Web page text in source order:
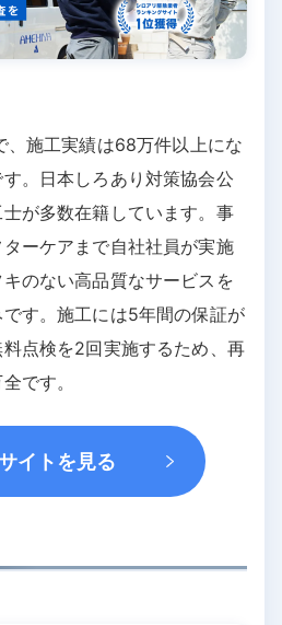
施工実績は68万件以上にな
。日本しろあり対策協会公
が多数在籍しています。事
ーケアまで自社社員が実施
のない高品質なサービスを
す。施工には5年間の保証が
点検を2回実施するため、再
です。
イトを見る